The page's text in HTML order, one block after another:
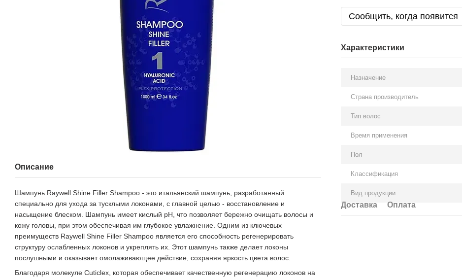
Описание
Шампунь Raywell Shine Filler Shampoo - это итальянский шампунь, разработанный
специально для ухода за тусклыми локонами, с главной целью - восстановление и
насыщение блеском. Шампунь имеет кислый рН, что позволяет бережно очищать волосы и
кожу головы, при этом обеспечивая им глубокое увлажнение. Одним из ключевых
преимуществ Raywell Shine Filler Shampoo является его способность регенерировать
структуру ослабленных локонов и укреплять их. Этот шампунь также делает локоны
послушными и оказывает омолаживающее действие, сохраняя яркость цвета волос.
Благодаря молекуле Cuticlex, которая обеспечивает качественную регенерацию локонов на
Сообщить, когда появится
Характеристики
Назначение
Страна производитель
Тип волос
Время применения
Пол
Классификация
Вид продукции
Доставка Оплата